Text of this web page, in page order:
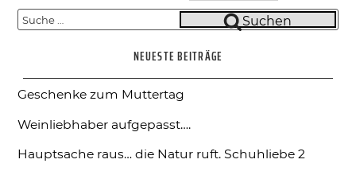
Suche
Suchen
NEUESTE BEITRÄGE
Geschenke zum Muttertag
Weinliebhaber aufgepasst….
Hauptsache raus… die Natur ruft. Schuhliebe 2